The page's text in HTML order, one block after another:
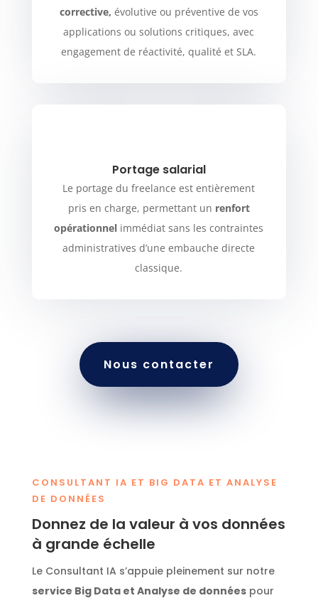
corrective, évolutive ou préventive de vos
applications ou solutions critiques, avec
engagement de réactivité, qualité et SLA.
Portage salarial
Le portage du freelance est entièrement
pris en charge, permettant un renfort
opérationnel immédiat sans les contraintes
administratives d’une embauche directe
classique.
Nous contacter
CONSULTANT IA ET BIG DATA ET ANALYSE
DE DONNÉES
Donnez de la valeur à vos données
à grande échelle
Le Consultant IA s’appuie pleinement sur notre
service Big Data et Analyse de donnéespour